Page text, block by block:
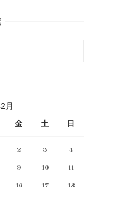
月
金 土 日
2 3
4
9 10
11
16 17
18